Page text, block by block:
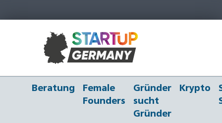
Beratung
Female
Founders
Gründer
sucht
Gründer
Krypto